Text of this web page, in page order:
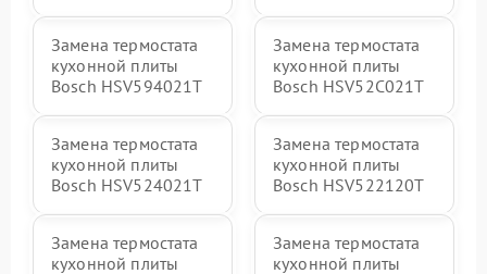
Замена термостата
кухонной плиты
Bosch HSV594021T
Замена термостата
кухонной плиты
Bosch HSV52C021T
Замена термостата
кухонной плиты
Bosch HSV524021T
Замена термостата
кухонной плиты
Bosch HSV522120T
Замена термостата
кухонной плиты
Замена термостата
кухонной плиты